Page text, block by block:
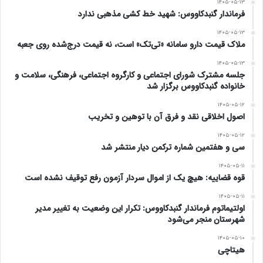
دید و حضور دانیال ایری اقدام شایسته و امتیاز مثبت برای
ورزش ایران به شمار می رود که آن را باید مغتنم شمرد.
هفتم. در انتصابات و واگذاری پست های سیاسی مهم
امیدواریم همچون ورزش عمل شود و افراد قوی ، توانمند و
شایسته فارغ از قومیت و مذهب به سمت های مهم دست
یابند و منشا خیر و خدمت بیشتر برای وطن عزیزمان شوند.
هشتم. نکته پایانی اینکه محروم شدن سردار آزمون از یک سو و
حضور دلگرم کننده دانیال ایری در تیم ملی از سوی دیگر،
مصداق واقعی این شعر پرمعنای خواجه حافط شیرازی می باشد
عیدرمضان آمد
۱۴۰۵-۰۵-۱۳
فرماندار گنبدکاووس: شهید خط کشی مذهبی ندارد
۱۴۰۵-۰۵-۱۳
ملاک قیمت دارو سامانه «تی‌تک» است، نه قیمت درج‌شده روی جعبه
۱۴۰۵-۰۵-۱۳
جلسه مشترک شورای اجتماعی و کارگروه اجتماعی، فرهنگی، سلامت و
خانواده گنبدکاووس برگزار شد
۱۴۰۵-۰۵-۱۲
اصول اخلاقی نقد و فرق آن با توهین و تخریب
۱۴۰۵-۰۵-۱۲
سی و هفتمین شماره ترکمن دیار منتشر شد
۱۴۰۵-۰۵-۱۱
قوه قضاییه: هیچ یک از اموال سردار آزمون رفع توقیف نشده است
۱۴۰۵-۰۵-۱۱
اولتیماتوم فرماندار گنبدکاووس: تکرار این وضعیت به تغییر مدیر
شهرستان منجر می‌شود
۱۴۰۵-۰۵-۱۰
هیتاچی